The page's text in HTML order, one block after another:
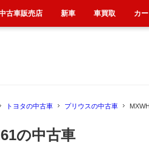
トヨタの中古車 プリウスの中古車
の中古車
古車販売店 新車 車買取 カ